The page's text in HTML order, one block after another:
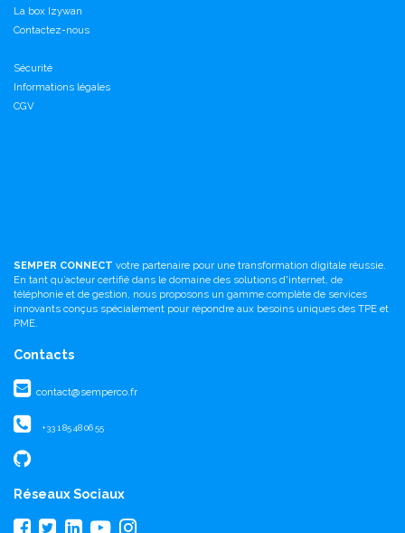
La box Izywan
Contactez-nous
Sécurité
Informations légales
CGV
SEMPER CONNECT votre partenaire pour une transformation digitale réussie.
En tant qu’acteur certifié dans le domaine des solutions d'internet, de
téléphonie et de gestion, nous proposons un gamme complète de services
innovants conçus spécialement pour répondre aux besoins uniques des TPE et
PME.
Contacts
contact@semperco.fr
+33 1 85 48 06 55
Réseaux Sociaux